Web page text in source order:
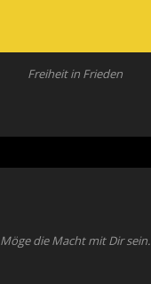
Freiheit in Frieden
Möge die Macht mit Dir sein.